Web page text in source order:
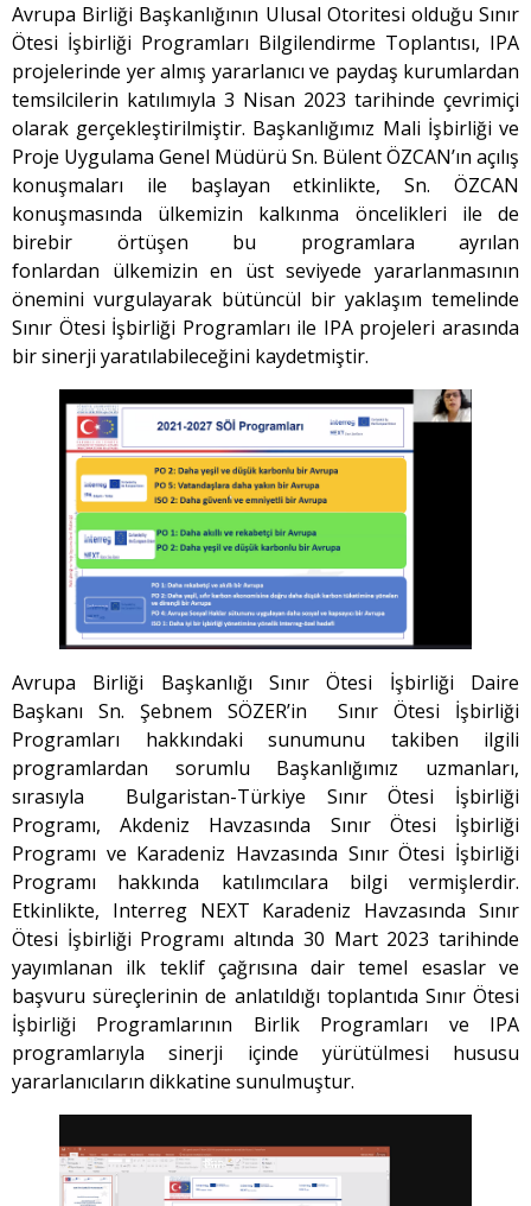
Avrupa Birliği Başkanlığının Ulusal Otoritesi olduğu Sınır
Ötesi İşbirliği Programları Bilgilendirme Toplantısı, IPA
projelerinde yer almış yararlanıcı ve paydaş kurumlardan
temsilcilerin katılımıyla 3 Nisan 2023 tarihinde çevrimiçi
olarak gerçekleştirilmiştir. Başkanlığımız Mali İşbirliği ve
Proje Uygulama Genel Müdürü Sn. Bülent ÖZCAN’ın açılış
konuşmaları ile başlayan etkinlikte, Sn. ÖZCAN
konuşmasında ülkemizin kalkınma öncelikleri ile de
birebir örtüşen bu programlara ayrılan
fonlardan ülkemizin en üst seviyede yararlanmasının
önemini vurgulayarak bütüncül bir yaklaşım temelinde
Sınır Ötesi İşbirliği Programları ile IPA projeleri arasında
bir sinerji yaratılabileceğini kaydetmiştir.
Avrupa Birliği Başkanlığı Sınır Ötesi İşbirliği Daire
Başkanı Sn. Şebnem SÖZER’in Sınır Ötesi İşbirliği
Programları hakkındaki sunumunu takiben ilgili
programlardan sorumlu Başkanlığımız uzmanları,
sırasıyla Bulgaristan-Türkiye Sınır Ötesi İşbirliği
Programı, Akdeniz Havzasında Sınır Ötesi İşbirliği
Programı ve Karadeniz Havzasında Sınır Ötesi İşbirliği
Programı hakkında katılımcılara bilgi vermişlerdir.
Etkinlikte, Interreg NEXT Karadeniz Havzasında Sınır
Ötesi İşbirliği Programı altında 30 Mart 2023 tarihinde
yayımlanan ilk teklif çağrısına dair temel esaslar ve
başvuru süreçlerinin de anlatıldığı toplantıda Sınır Ötesi
İşbirliği Programlarının Birlik Programları ve IPA
programlarıyla sinerji içinde yürütülmesi hususu
yararlanıcıların dikkatine sunulmuştur.